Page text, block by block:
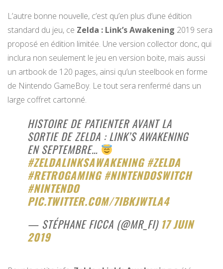
L’autre bonne nouvelle, c’est qu’en plus d’une édition
standard du jeu, ce Zelda : Link’s Awakening 2019 sera
proposé en édition limitée. Une version collector donc, qui
inclura non seulement le jeu en version boite, mais aussi
un artbook de 120 pages, ainsi qu’un steelbook en forme
de Nintendo GameBoy. Le tout sera renfermé dans un
large coffret cartonné.
HISTOIRE DE PATIENTER AVANT LA
SORTIE DE ZELDA : LINK’S AWAKENING
EN SEPTEMBRE…
#ZELDALINKSAWAKENING #ZELDA
#RETROGAMING #NINTENDOSWITCH
#NINTENDO
PIC.TWITTER.COM/7IBKJWTLA4
— STÉPHANE FICCA (@MR_FI) 17 JUIN
2019